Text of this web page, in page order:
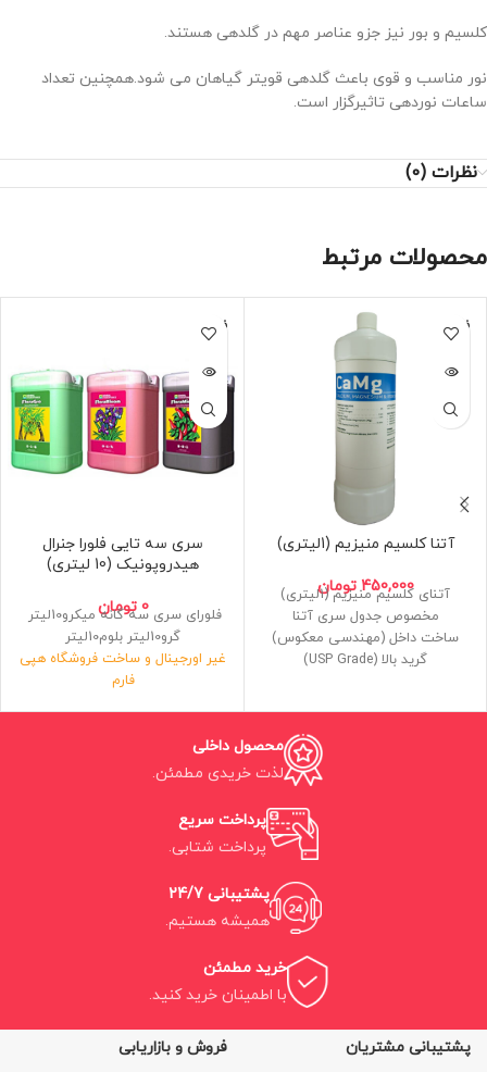
کلسیم و بور نیز جزو عناصر مهم در گلدهی هستند.
نور مناسب و قوی باعث گلدهی قویتر گیاهان می شود.همچنین تعداد
ساعات نوردهی تاثیرگزار است.
نظرات (0)
محصولات مرتبط
فروخته
شده
آتنا کلسیم منیزیم (1لیتری)
450,000 تومان
آتنای کلسیم منیزیم (1لیتری)
مخصوص جدول سری آتنا
ساخت داخل (مهندسی معکوس)
گرید بالا (USP Grade)
فروخته
شده
سری سه تایی فلورا جنرال
هیدروپونیک (10 لیتری)
0 تومان
فلورای سری سه گانه میکرو10لیتر
گرو10لیتر بلوم10لیتر
غیر اورجینال و ساخت فروشگاه هپی
فارم
سه بطری 10لیتری و جمعا 30لیتر
محصول داخلی
لذت خریدی مطمئن.
پرداخت سریع
پرداخت شتابی.
پشتیبانی 24/7
همیشه هستیم.
خرید مطمئن
با اطمینان خرید کنید.
پشتیبانی مشتریان
فروش و بازاریابی